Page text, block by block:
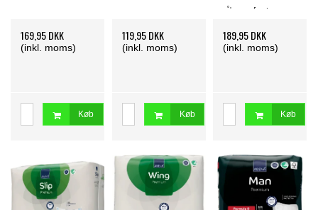
169,95 DKK
(inkl. moms)
Køb
119,95 DKK
(inkl. moms)
Køb
pålæggesfragt
189,95 DKK
(inkl. moms)
Køb